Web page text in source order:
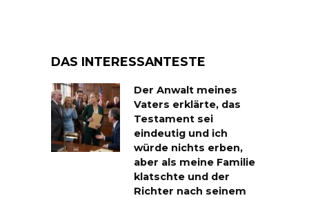
DAS INTERESSANTESTE
Der Anwalt meines
Vaters erklärte, das
Testament sei
eindeutig und ich
würde nichts erben,
aber als meine Familie
klatschte und der
Richter nach seinem